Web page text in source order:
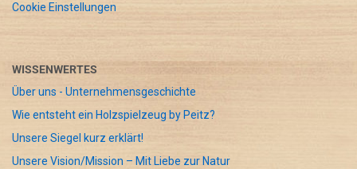
Cookie Einstellungen
WISSENWERTES
Über uns - Unternehmensgeschichte
Wie entsteht ein Holzspielzeug by Peitz?
Unsere Siegel kurz erklärt!
Unsere Vision/Mission – Mit Liebe zur Natur